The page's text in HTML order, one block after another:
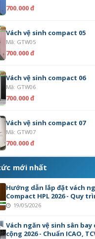
700.000 đ
Vách vệ sinh compact 05
Mã: GTW05
700.000 đ
Vách vệ sinh compact 06
Mã: GTW06
700.000 đ
Vách vệ sinh compact 07
Mã: GTW07
700.000 đ
mới nhất
Hướng dẫn lắp đặt vách
Compact HPL 2026 - Quy
tiết19/05/2026
Vách ngăn vệ sinh sân
cộng 2026 - Chuẩn ICAO,